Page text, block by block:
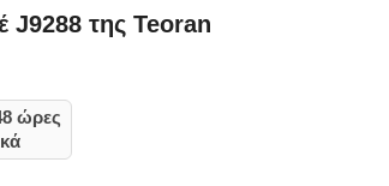
J9288 της Teoran
ώρες